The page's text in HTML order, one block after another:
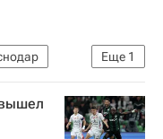
Еще 1
футболу)